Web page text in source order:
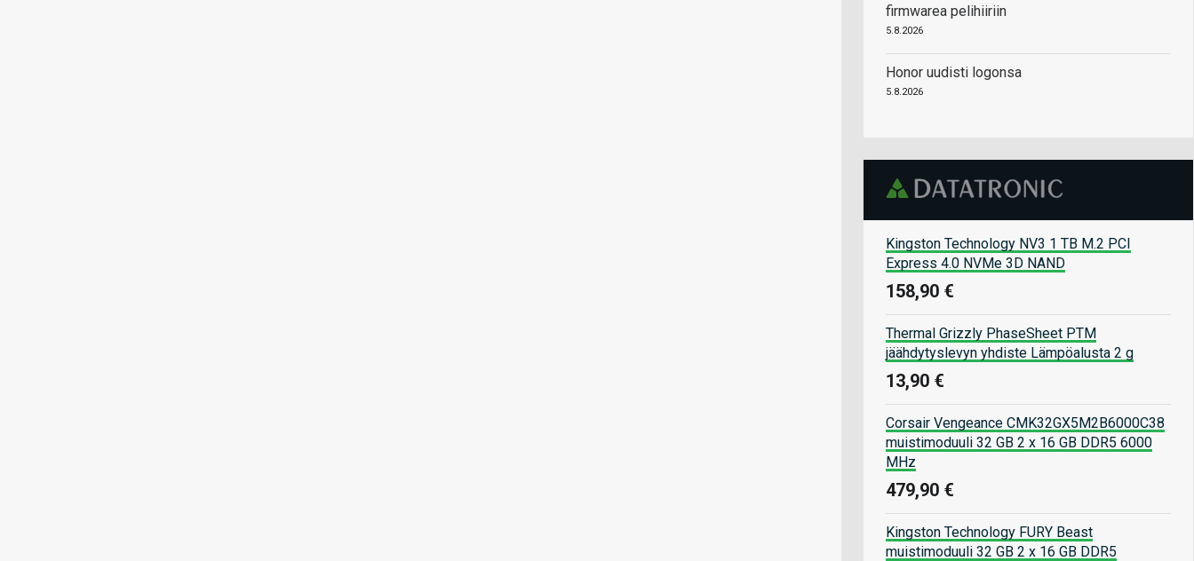
firmwarea pelihiiriin
5.8.2026
Honor uudisti logonsa
5.8.2026
Kingston Technology NV3 1 TB M.2 PCI
Express 4.0 NVMe 3D NAND
158,90 €
Thermal Grizzly PhaseSheet PTM
jäähdytyslevyn yhdiste Lämpöalusta 2 g
13,90 €
Corsair Vengeance CMK32GX5M2B6000C38
muistimoduuli 32 GB 2 x 16 GB DDR5 6000
MHz
479,90 €
Kingston Technology FURY Beast
muistimoduuli 32 GB 2 x 16 GB DDR5